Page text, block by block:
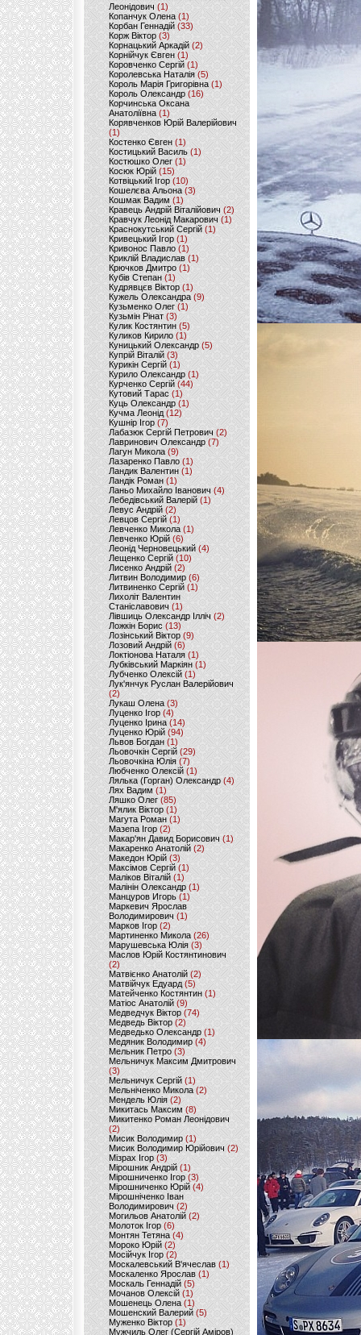
Леонідович (1)
Копанчук Олена (1)
Корбан Геннадій (33)
Корж Віктор (3)
Корнацький Аркадій (2)
Корнійчук Євген (1)
Коровченко Сергій (1)
Королевська Наталія(5)
Король Марія Григорівна (1)
Король Олександр (16)
Корчинська Оксана
Анатоліївна (1)
Корявченков Юрій Валерійович
(1)
Костенко Євген (1)
Костицький Василь (1)
Костюшко Олег (1)
Косюк Юрій (15)
Котвіцький Ігор (10)
Кошелєва Альона(3)
Кошмак Вадим (1)
Кравець Андрій Віталійович (2)
Кравчук Леонід Макарович (1)
Краснокутський Сергій (1)
Кривецький Ігор (1)
Кривонос Павло (1)
Криклій Владислав (1)
Крючков Дмитро(1)
Кубів Степан(1)
Кудрявцєв Віктор (1)
Кужель Олександра (9)
Кузьменко Олег (1)
Кузьмін Рінат(3)
Кулик Костянтин(5)
Куликов Кирило (1)
Куницький Олександр (5)
Купрій Віталій (3)
Курикін Сергій(1)
Курило Олександр (1)
Курченко Сергій (44)
Кутовий Тарас (1)
Куць Олександр (1)
Кучма Леонід (12)
Кушнір Ігор(7)
Лабазюк Сергій Петрович (2)
Лавринович Олександр(7)
Лагун Микола(9)
Лазаренко Павло (1)
Ландик Валентин (1)
Ландік Роман (1)
Ланьо Михайло Іванович(4)
Лебедівський Валерій(1)
Левус Андрій(2)
Левцов Сергій (1)
Левченко Микола (1)
Левченко Юрій (6)
Леонід Черновецький (4)
Лещенко Сергій (10)
Лисенко Андрій (2)
Литвин Володимир (6)
Литвиненко Сергій (1)
Лихоліт Валентин
Станіславович (1)
Лівшиць Олександр Ілліч (2)
Ложкін Борис(13)
Лозінський Віктор(9)
Лозовий Андрій (6)
Локтіонова Наталя (1)
Лубківський Маркіян(1)
Лубченко Олексій (1)
Лук'янчук Руслан Валерійович
(2)
Лукаш Олена (3)
Луценко Ігор (4)
Луценко Ірина (14)
Луценко Юрій (94)
Львов Богдан (1)
Льовочкін Сергій (29)
Льовочкіна Юлія(7)
Любченко Олексій(1)
Лялька (Горган) Олександр(4)
Лях Вадим (1)
Ляшко Олег (85)
М'ялик Віктор(1)
Магута Роман(1)
Мазепа Ігор (2)
Макар'ян Давид Борисович(1)
Макаренко Анатолій (2)
Македон Юрій(3)
Максімов Сергій (1)
Маліков Віталій (1)
Малінін Олександр (1)
Манцуров Игорь (1)
Маркевич Ярослав
Володимирович (1)
Марков Ігор (2)
Мартиненко Микола (26)
Марушевська Юлія (3)
Маслов Юрій Костянтинович
(2)
Матвієнко Анатолій (2)
Матвійчук Едуард(5)
Матейченко Костянтин (1)
Матіос Анатолій (9)
Медведчук Віктор(74)
Медведь Віктор (2)
Медведько Олександр (1)
Медяник Володимир(4)
Мельник Петро (3)
Мельничук Максим Дмитрович
(3)
Мельничук Сергій (1)
Мельніченко Микола (2)
Мендель Юлія (2)
Микитась Максим (8)
Микитенко Роман Леонідович
(2)
Мисик Володимир (1)
Мисик Володимир Юрійович(2)
Мізрах Ігор(3)
Мірошник Андрій(1)
Мірошниченко Ігор (3)
Мірошниченко Юрій(4)
Мірошніченко Іван
Володимирович (2)
Могильов Анатолій (2)
Молоток Ігор (6)
Монтян Тетяна (4)
Мороко Юрій(2)
Мосійчук Ігор (2)
Москалевський В'ячеслав (1)
Москаленко Ярослав (1)
Москаль Геннадій (5)
Мочанов Олексій(1)
Мошенець Олена(1)
Мошенский Валерий (5)
Муженко Віктор (1)
Мужчиль Олег (Сергій Аміров)